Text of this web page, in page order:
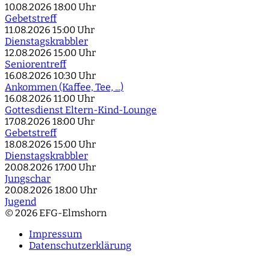
10.08.2026 18:00 Uhr
Gebetstreff
11.08.2026 15:00 Uhr
Dienstagskrabbler
12.08.2026 15:00 Uhr
Seniorentreff
16.08.2026 10:30 Uhr
Ankommen (Kaffee, Tee, ...)
16.08.2026 11:00 Uhr
Gottesdienst Eltern-Kind-Lounge
17.08.2026 18:00 Uhr
Gebetstreff
18.08.2026 15:00 Uhr
Dienstagskrabbler
20.08.2026 17:00 Uhr
Jungschar
20.08.2026 18:00 Uhr
Jugend
© 2026 EFG-Elmshorn
Impressum
Datenschutzerklärung